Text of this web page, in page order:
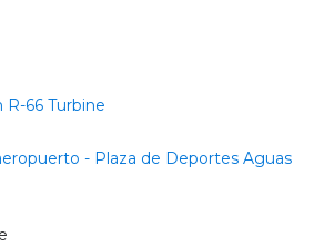
R-66 Turbine
- Plaza de Deportes Aguas